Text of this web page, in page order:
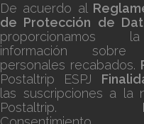
De acuerdo al
de Protección de
proporcionamos
información
personales recabados.
Postaltrip ESPJ
las suscripciones a la
Postaltrip.